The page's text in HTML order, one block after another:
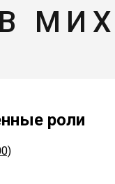
роли